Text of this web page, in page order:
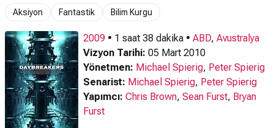
Aksiyon Fantastik Bilim Kurgu
2009 • 1 saat 38 dakika • ABD, Avustralya
Vizyon Tarihi: 05 Mart 2010
Yönetmen: Michael Spierig, Peter Spierig
Senarist: Michael Spierig, Peter Spierig
Yapımcı: Chris Brown, Sean Furst, Bryan
Furst